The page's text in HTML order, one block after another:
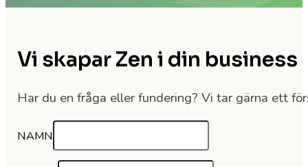
Vi skapar Zen i din business
Har du en fråga eller fundering? Vi tar gärna ett
NAMN